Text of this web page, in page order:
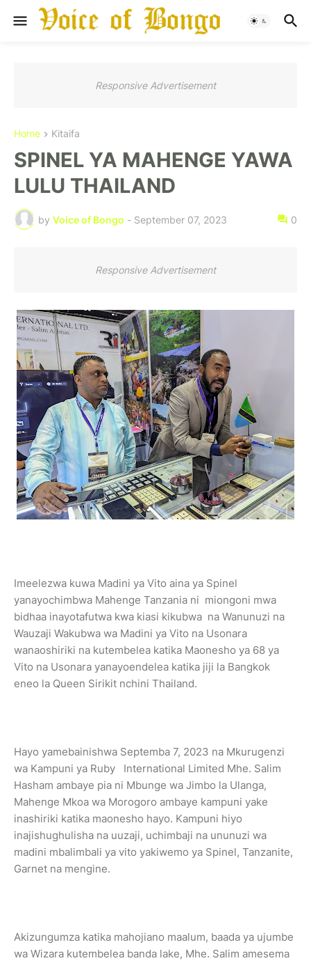
Responsive Advertisement
Home Kitaifa
SPINEL YA MAHENGE YAWA
LULU THAILAND
by Voice of Bongo - September 07, 2023 0
Responsive Advertisement
Imeelezwa kuwa Madini ya Vito aina ya Spinel
yanayochimbwa Mahenge Tanzania ni miongoni mwa
bidhaa inayotafutwa kwa kiasi kikubwa na Wanunuzi na
Wauzaji Wakubwa wa Madini ya Vito na Usonara
wanaoshiriki na kutembelea katika Maonesho ya 68 ya
Vito na Usonara yanayoendelea katika jiji la Bangkok
eneo la Queen Sirikit nchini Thailand.
Hayo yamebainishwa Septemba 7, 2023 na Mkurugenzi
wa Kampuni ya Ruby International Limited Mhe. Salim
Hasham ambaye pia ni Mbunge wa Jimbo la Ulanga,
Mahenge Mkoa wa Morogoro ambaye kampuni yake
inashiriki katika maonesho hayo. Kampuni hiyo
inajishughulisha na uuzaji, uchimbaji na ununuzi wa
madini mbalimbali ya vito yakiwemo ya Spinel, Tanzanite,
Garnet na mengine.
Akizungumza katika mahojiano maalum, baada ya ujumbe
wa Wizara kutembelea banda lake, Mhe. Salim amesema